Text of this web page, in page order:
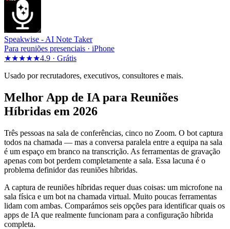
Speakwise - AI Note Taker
Para reuniões presenciais · iPhone
★★★★★4.9 · Grátis
Usado por recrutadores, executivos, consultores e mais.
Melhor App de IA para Reuniões
Híbridas em 2026
Três pessoas na sala de conferências, cinco no Zoom. O bot captura
todos na chamada — mas a conversa paralela entre a equipa na sala
é um espaço em branco na transcrição. As ferramentas de gravação
apenas com bot perdem completamente a sala. Essa lacuna é o
problema definidor das reuniões híbridas.
A captura de reuniões híbridas requer duas coisas: um microfone na
sala física e um bot na chamada virtual. Muito poucas ferramentas
lidam com ambas. Comparámos seis opções para identificar quais os
apps de IA que realmente funcionam para a configuração híbrida
completa.